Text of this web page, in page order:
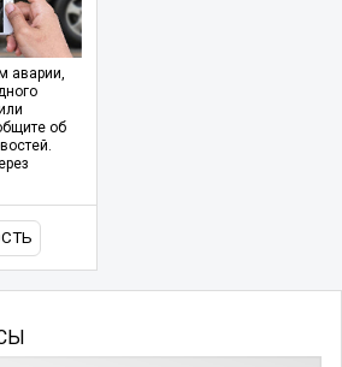
аварии,
об